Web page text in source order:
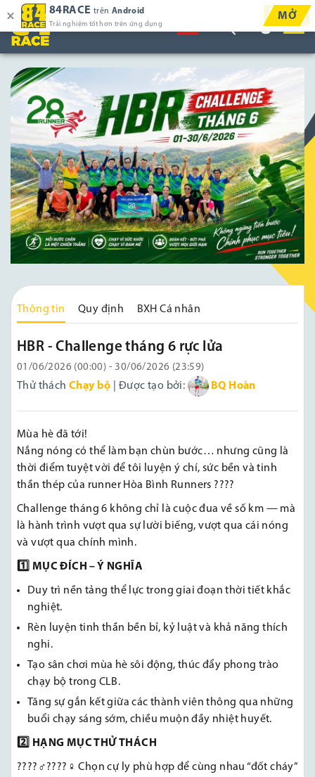
Thông tin Quy định BXH Cá nhân
HBR - Challenge tháng 6 rực lửa
01/06/2026 (00:00) - 30/06/2026 (23:59)
Thử thách Chạy bộ | Được tạo bởi: BQ Hoàn
Mùa hè đã tới!
Nắng nóng có thể làm bạn chùn bước… nhưng cũng là
thời điểm tuyệt vời để tôi luyện ý chí, sức bền và tinh
thần thép của runner Hòa Bình Runners ????
Challenge tháng 6 không chỉ là cuộc đua về số km — mà
là hành trình vượt qua sự lười biếng, vượt qua cái nóng
và vượt qua chính mình.
1️ ⃣ MỤC ĐÍCH – Ý NGHĨA
Duy trì nền tảng thể lực trong giai đoạn thời tiết khắc
nghiệt.
Rèn luyện tinh thần bền bỉ, kỷ luật và khả năng thích
nghi.
Tạo sân chơi mùa hè sôi động, thúc đẩy phong trào
chạy bộ trong CLB.
Tăng sự gắn kết giữa các thành viên thông qua những
buổi chạy sáng sớm, chiều muộn đầy nhiệt huyết.
2️ ⃣ HẠNG MỤC THỬ THÁCH
????‍♂️????‍♀️ Chọn cự ly phù hợp để cùng nhau “đốt cháy”
84RACE trên Android
Trải nghiệm tốt hơn trên ứng dụng
MỞ